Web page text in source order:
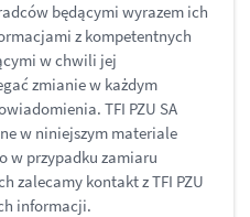
będącymi wyrazem ich
z kompetentnych
w chwili jej
zmianie w każdym
TFI PZU SA
w niniejszym materiale
w przypadku zamiaru
zalecamy kontakt z TFI PZU
informacji.